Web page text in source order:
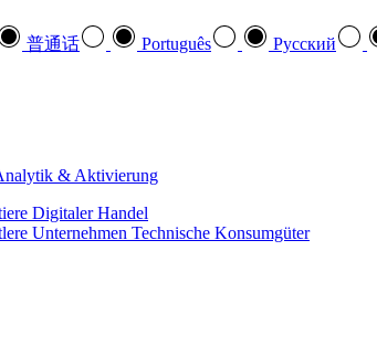
普通话 Português Pусский
& Aktivierung
Digitaler Handel
Unternehmen Technische Konsumgüter